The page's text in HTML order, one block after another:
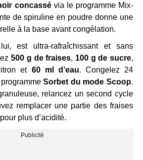
concassévia le programme Mix-
de spiruline en poudre donne une
à la base avant congélation.
est ultra-rafraîchissant et sans
500 g de fraises, 100 g de sucre,
et 60 ml d’eau. Congelez 24
Sorbet du mode Scoop.
relancez un second cycle
remplacer une partie des fraises
plus d’acidité.